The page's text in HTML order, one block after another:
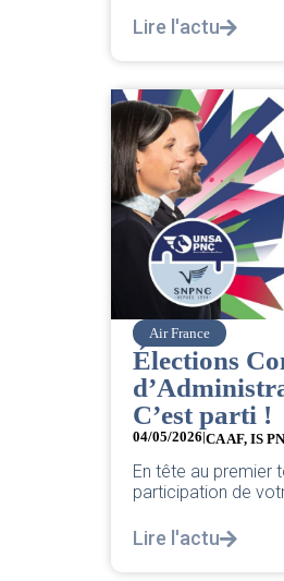
Lire l'actu
Air France
Élections
C’est parti !
04/05/2026|CA AF, IS
En tête au premier
participation de
Lire l'actu